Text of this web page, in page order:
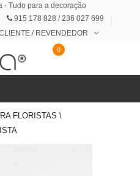
- Tudo para a decoração
915 178 828 / 236 027 699
/ REVENDEDOR
0
FLORISTAS \